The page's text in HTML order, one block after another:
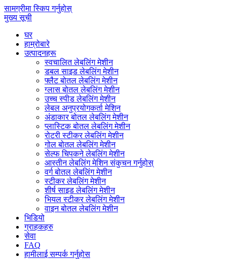
सामग्रीमा स्किप गर्नुहोस्
मुख्य सूची
घर
हाम्रोबारे
उत्पादनहरू
स्वचालित लेबलिंग मेशीन
डबल साइड लेबलिंग मेशीन
फ्लैट बोतल लेबलिंग मेशीन
ग्लास बोतल लेबलिंग मेशीन
उच्च स्पीड लेबलिंग मेशीन
लेबल अनुप्रयोगकर्ता मेशिन
अंडाकार बोतल लेबलिंग मेशीन
प्लास्टिक बोतल लेबलिंग मेशीन
रोटरी स्टीकर लेबलिंग मेशीन
गोल बोतल लेबलिंग मेशीन
सेल्फ चिपकने लेबलिंग मेशीन
आस्तीन लेबलिंग मेशिन संकुचन गर्नुहोस्
वर्ग बोतल लेबलिंग मेशीन
स्टीकर लेबलिंग मेशीन
शीर्ष साइड लेबलिंग मेशीन
भियल स्टीकर लेबलिंग मेशीन
वाइन बोतल लेबलिंग मेशीन
भिडियो
ग्राहकहरु
सेवा
FAQ
हामीलाई सम्पर्क गर्नुहोस